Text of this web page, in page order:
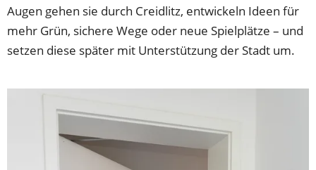
Augen gehen sie durch Creidlitz, entwickeln Ideen für
mehr Grün, sichere Wege oder neue Spielplätze – und
setzen diese später mit Unterstützung der Stadt um.